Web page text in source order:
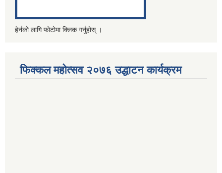
हेर्नको लागि फोटोमा क्लिक गर्नुहोस् ।
फिक्कल महोत्सव २०७६ उद्धाटन कार्यक्रम